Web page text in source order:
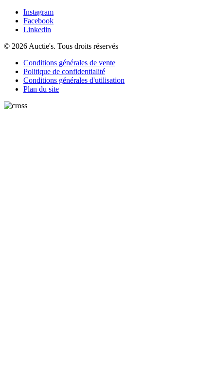
Instagram
Facebook
Linkedin
© 2026 Auctie's. Tous droits réservés
Conditions générales de vente
Politique de confidentialité
Conditions générales d'utilisation
Plan du site